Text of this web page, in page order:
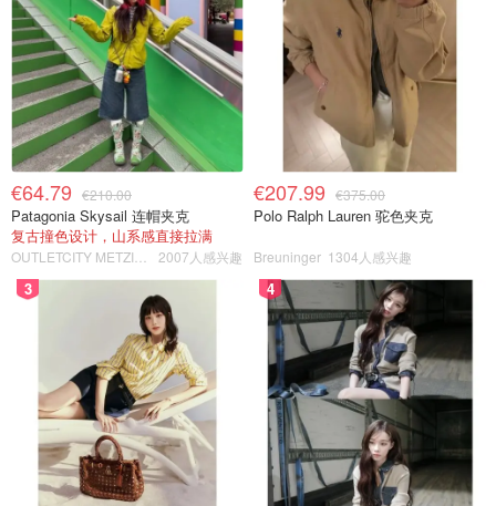
€64.79 €210.00
Patagonia Skysail 连帽夹克
复古撞色设计，山系感直接拉满
2007人感兴趣
€207.99 €375.00
Polo Ralph Lauren 驼色夹克
Breuninger 1304人感兴趣
3 4